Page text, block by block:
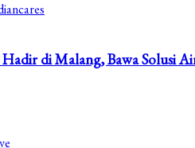
di Malang, Bawa Solusi